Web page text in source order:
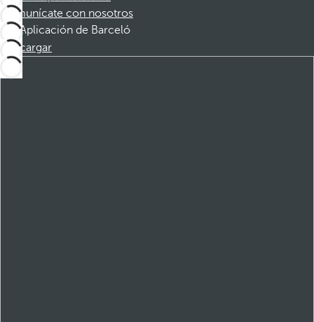
Comunícate con nosotros
Aplicación de Barceló
Descargar